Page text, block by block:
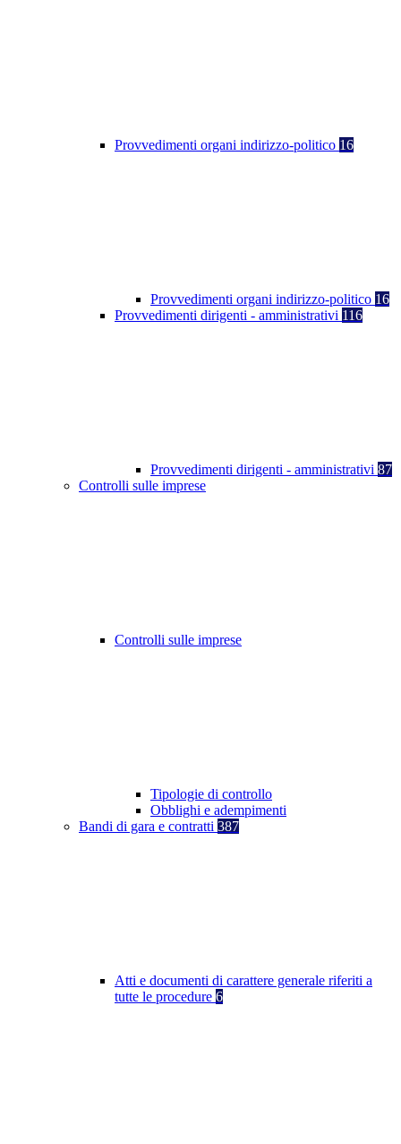
Provvedimenti organi indirizzo-politico 16
Provvedimenti organi indirizzo-politico 16
Provvedimenti dirigenti - amministrativi 116
Provvedimenti dirigenti - amministrativi 87
Controlli sulle imprese
Controlli sulle imprese
Tipologie di controllo
Obblighi e adempimenti
Bandi di gara e contratti 387
Atti e documenti di carattere generale riferiti a
tutte le procedure 6